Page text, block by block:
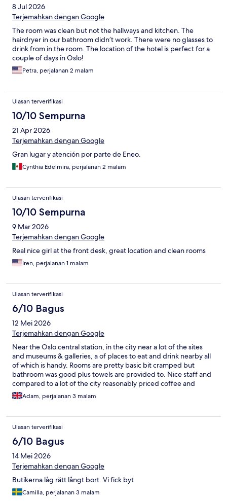
8 Jul 2026
Terjemahkan dengan Google
The room was clean but not the hallways and kitchen. The
hairdryer in our bathroom didn’t work. There were no glasses to
drink from in the room. The location of the hotel is perfect for a
couple of days in Oslo!
Petra, perjalanan 2 malam
Ulasan terverifikasi
10/10 Sempurna
21 Apr 2026
Terjemahkan dengan Google
Gran lugar y atención por parte de Eneo.
Cynthia Edelmira, perjalanan 2 malam
Ulasan terverifikasi
10/10 Sempurna
9 Mar 2026
Terjemahkan dengan Google
Real nice girl at the front desk, great location and clean rooms
Iren, perjalanan 1 malam
Ulasan terverifikasi
6/10 Bagus
12 Mei 2026
Terjemahkan dengan Google
Near the Oslo central station, in the city near a lot of the sites
and museums & galleries, a of places to eat and drink nearby all
of which is handy. Rooms are pretty basic bit cramped but
bathroom was good plus towels are provided to. Nice staff and
compared to a lot of the city reasonably priced coffee and
drinks.Adam, perjalanan 3 malam
Ulasan terverifikasi
6/10 Bagus
14 Mei 2026
Terjemahkan dengan Google
Butikerna låg rätt långt bort. Vi fick byt
Camilla, perjalanan 3 malam